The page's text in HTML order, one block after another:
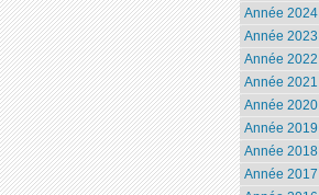
Année 2024
Année 2023
Année 2022
Année 2021
Année 2020
Année 2019
Année 2018
Année 2017